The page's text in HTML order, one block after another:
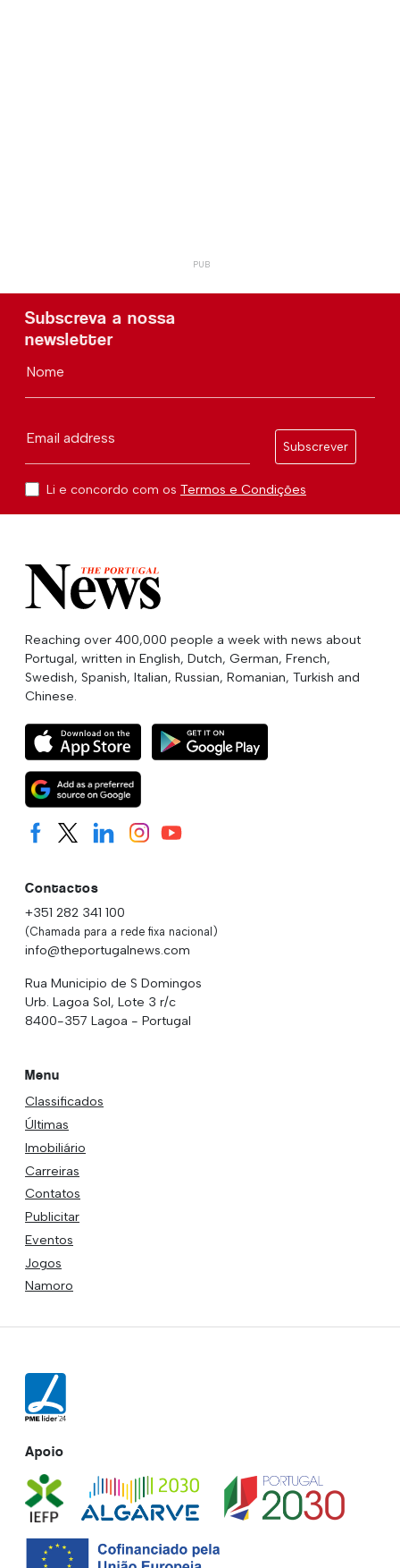
Subscreva a nossa
newsletter
Nome
Email address
Subscrever
Li e concordo com os Termos e Condições
Reaching over 400,000 people a week with news about
Portugal, written in English, Dutch, German, French,
Swedish, Spanish, Italian, Russian, Romanian, Turkish and
Chinese.
Contactos
+351 282 341 100
(Chamada para a rede fixa nacional)
info@theportugalnews.com
Rua Municipio de S Domingos
Urb. Lagoa Sol, Lote 3 r/c
8400-357 Lagoa - Portugal
Menu
Classificados
Últimas
Imobiliário
Carreiras
Contatos
Publicitar
Eventos
Jogos
Namoro
Apoio